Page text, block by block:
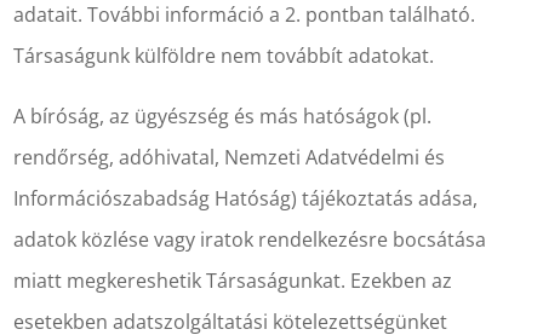
adatait. További információ a 2. pontban található.
Társaságunk külföldre nem továbbít adatokat.
A bíróság, az ügyészség és más hatóságok (pl.
rendőrség, adóhivatal, Nemzeti Adatvédelmi és
Információszabadság Hatóság) tájékoztatás adása,
adatok közlése vagy iratok rendelkezésre bocsátása
miatt megkereshetik Társaságunkat. Ezekben az
esetekben adatszolgáltatási kötelezettségünket